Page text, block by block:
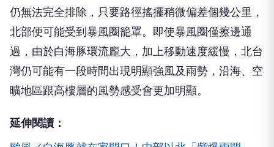
仍無法完全排除，只要路徑搖擺稍微偏差個幾公里，
北部便可能受到暴風圈籠罩。即使暴風圈僅擦邊通
過，由於白海豚環流龐大，加上移動速度緩慢，北台
灣仍可能有一段時間出現明顯強風及雨勢，沿海、空
曠地區跟高樓層的風勢感受會更加明顯。
延伸閱讀：